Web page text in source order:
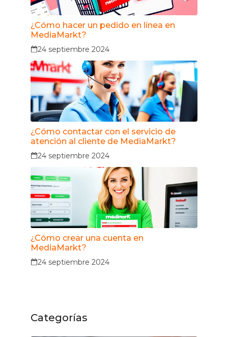
¿Cómo hacer un pedido en línea en
MediaMarkt?
24 septiembre 2024
¿Cómo contactar con el servicio de
atención al cliente de MediaMarkt?
24 septiembre 2024
¿Cómo crear una cuenta en
MediaMarkt?
24 septiembre 2024
Categorías